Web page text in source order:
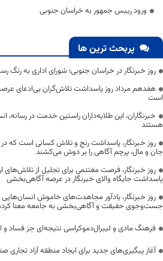
ورود رییس جمهور به خراسان جنوبی
پربحث ترین ها
روز خبرنگار در خراسان جنوبی؛ شورای اداری به رنگ
هفدهم مرداد روز پاسداشت تلاش‌گران بی‌ادعای
است
خبرنگاران، این طلایه‌داران راستین خدمت در رسانه،
هستند
روز خبرنگار، پاسداشت رنج و تلاش کسانی است که در
جان و مال، پرچم آگاهی را بر دوش می‌کشند
روز خبرنگار، فرصت مغتنمی برای تجلیل از تلاش‌های
پاسداشت جایگاه والای خبرنگار در عرصه آگاهی‌بخشی
روز خبرنگار، یادآور مجاهدت‌های خاموش
جست‌وجوی حقیقت و آگاهی‌بخشی به جامعه معنا
فرهنگ مادی و لیبرال‌دموکراسی نتیجه‌ای جز فساد و
آغاز پیگیری‌های جدید برای ایجاد منطقه آزاد تجاری